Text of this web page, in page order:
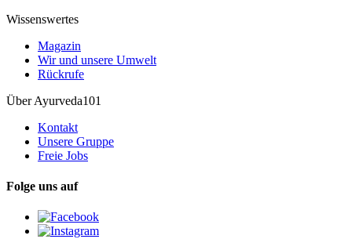
Wissenswertes
Magazin
Wir und unsere Umwelt
Rückrufe
Über Ayurveda101
Kontakt
Unsere Gruppe
Freie Jobs
Folge uns auf